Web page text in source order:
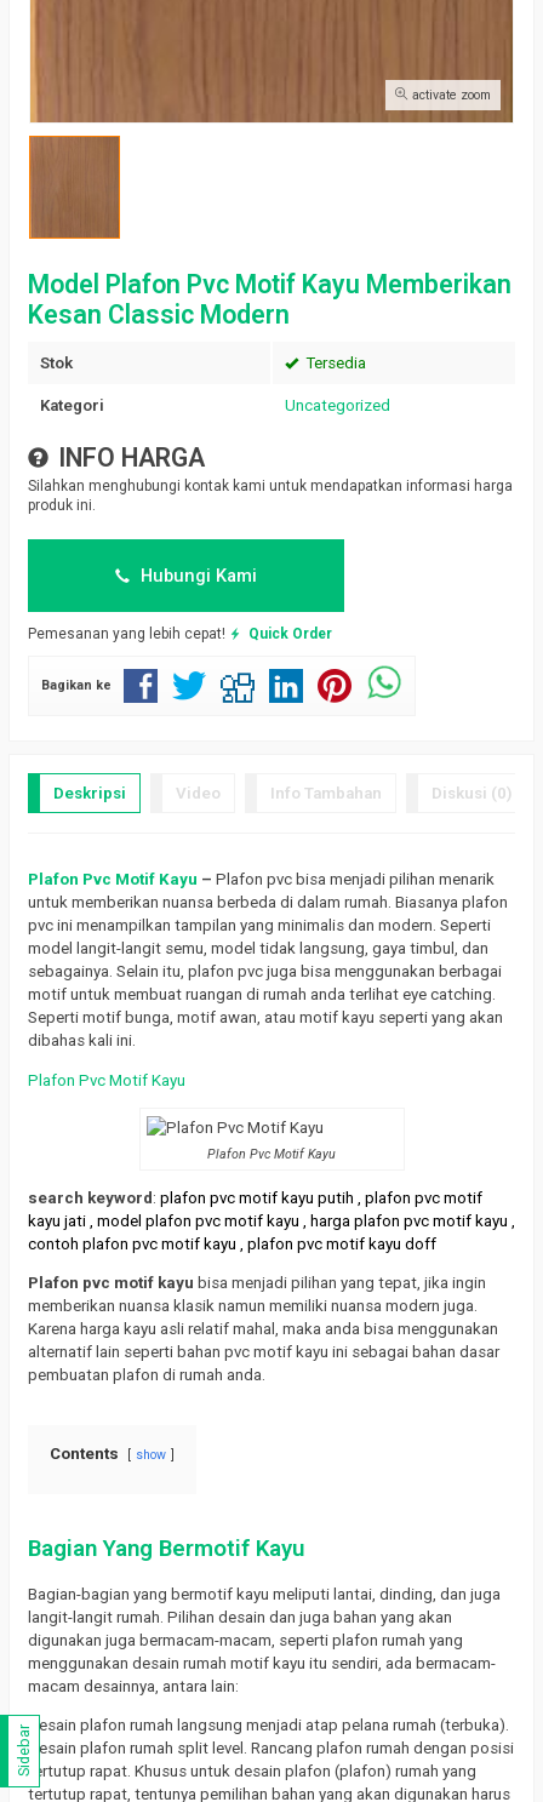
activate zoom
Model Plafon Pvc Motif Kayu Memberikan
Kesan Classic Modern
Stok Tersedia
Kategori Uncategorized
INFO HARGA
Silahkan menghubungi kontak kami untuk mendapatkan informasi harga
produk ini.
Hubungi Kami
Pemesanan yang lebih cepat! Quick Order
Bagikan ke
Deskripsi Video Info Tambahan Diskusi (0)
Plafon Pvc Motif Kayu – Plafon pvc bisa menjadi pilihan menarik
untuk memberikan nuansa berbeda di dalam rumah. Biasanya plafon
pvc ini menampilkan tampilan yang minimalis dan modern. Seperti
model langit-langit semu, model tidak langsung, gaya timbul, dan
sebagainya. Selain itu, plafon pvc juga bisa menggunakan berbagai
motif untuk membuat ruangan di rumah anda terlihat eye catching.
Seperti motif bunga, motif awan, atau motif kayu seperti yang akan
dibahas kali ini.
Plafon Pvc Motif Kayu
Plafon Pvc Motif Kayu
search keyword : plafon pvc motif kayu putih , plafon pvc motif
kayu jati , model plafon pvc motif kayu , harga plafon pvc motif kayu ,
contoh plafon pvc motif kayu , plafon pvc motif kayu doff
Plafon pvc motif kayu bisa menjadi pilihan yang tepat, jika ingin
memberikan nuansa klasik namun memiliki nuansa modern juga.
Karena harga kayu asli relatif mahal, maka anda bisa menggunakan
alternatif lain seperti bahan pvc motif kayu ini sebagai bahan dasar
pembuatan plafon di rumah anda.
Contents show
Bagian Yang Bermotif Kayu
Bagian-bagian yang bermotif kayu meliputi lantai, dinding, dan juga
langit-langit rumah. Pilihan desain dan juga bahan yang akan
digunakan juga bermacam-macam, seperti plafon rumah yang
menggunakan desain rumah motif kayu itu sendiri, ada bermacam-
macam desainnya, antara lain:
Desain plafon rumah langsung menjadi atap pelana rumah (terbuka).
Desain plafon rumah split level. Rancang plafon rumah dengan posisi
tertutup rapat. Khusus untuk desain plafon (plafon) rumah yang
tertutup rapat, tentunya pemilihan bahan yang akan digunakan harus
Sidebar